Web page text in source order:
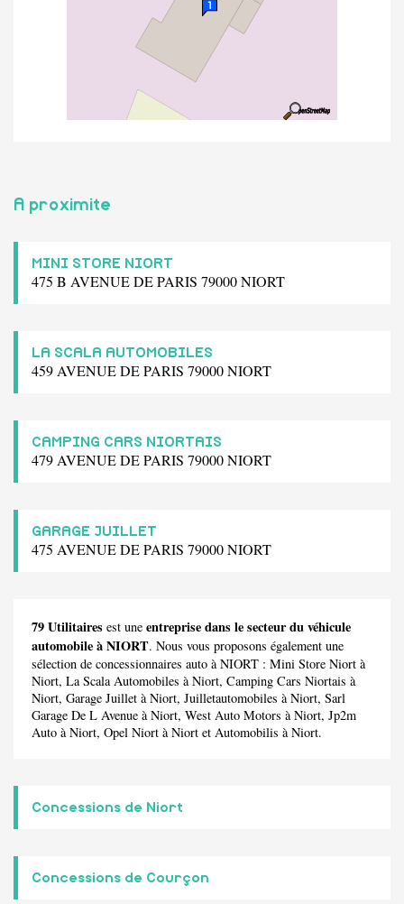
A proximite
MINI STORE NIORT
475 B AVENUE DE PARIS 79000 NIORT
LA SCALA AUTOMOBILES
459 AVENUE DE PARIS 79000 NIORT
CAMPING CARS NIORTAIS
479 AVENUE DE PARIS 79000 NIORT
GARAGE JUILLET
475 AVENUE DE PARIS 79000 NIORT
79 Utilitaires est une entreprise dans le secteur du véhicule
automobile à NIORT. Nous vous proposons également une
sélection de concessionnaires auto à NIORT : Mini Store Niort à
Niort, La Scala Automobiles à Niort, Camping Cars Niortais à
Niort, Garage Juillet à Niort, Juilletautomobiles à Niort, Sarl
Garage De L Avenue à Niort, West Auto Motors à Niort, Jp2m
Auto à Niort, Opel Niort à Niort et Automobilis à Niort.
Concessions de Niort
Concessions de Courçon